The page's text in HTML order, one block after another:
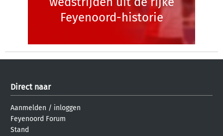
Feyenoord-historie
Direct naar
Aanmelden / inloggen
Feyenoord Forum
Stand